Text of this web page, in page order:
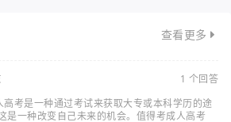
查看更多
1 个回答
考是一种通过考试来获取大专或本科学历的途
是一种改变自己未来的机会。值得考成人高考